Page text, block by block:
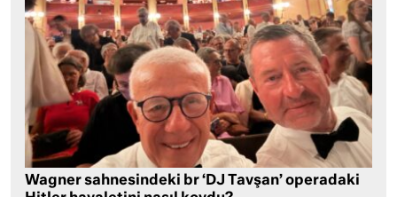
Wagner sahnesindeki br ‘DJ Tavşan’ operadaki